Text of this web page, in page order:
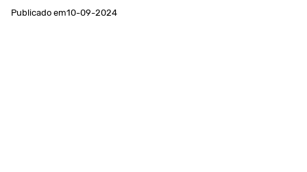
Publicado em10-09-2024